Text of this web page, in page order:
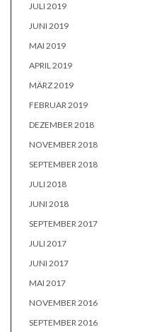
JULI 2019
JUNI 2019
MAI 2019
APRIL 2019
MÄRZ 2019
FEBRUAR 2019
DEZEMBER 2018
NOVEMBER 2018
SEPTEMBER 2018
JULI 2018
JUNI 2018
SEPTEMBER 2017
JULI 2017
JUNI 2017
MAI 2017
NOVEMBER 2016
SEPTEMBER 2016